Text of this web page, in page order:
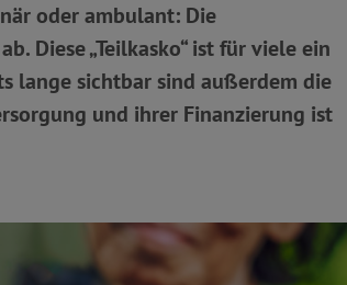
oder ambulant: Die
Diese „Teilkasko“ ist für viele ein
lange sichtbar sind außerdem die
und ihrer Finanzierung ist